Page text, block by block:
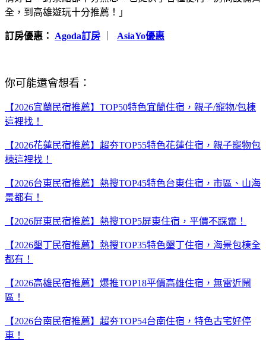
全，到高雄遊玩十分推薦！」
訂房優惠： Agoda訂房 AsiaYo優惠
你可能還會想看：
【2026宜蘭民宿推薦】TOP50特色宜蘭住宿，親子/寵物/包棟
這裡找！
【2026花蓮民宿推薦】超夯TOP55特色花蓮住宿，親子寵物包
棟這裡找！
【2026台東民宿推薦】熱搜TOP45特色台東住宿，市區、山海
景都有！
【2026屏東民宿推薦】熱搜TOP5屏東住宿，平價不踩雷！
【2026墾丁民宿推薦】熱搜TOP35特色墾丁住宿，海景包棟全
都有！
【2026高雄民宿推薦】爆推TOP18平價高雄住宿，無雷近鬧
區！
【2026台南民宿推薦】超夯TOP54台南住宿，特色古宅好停
車！